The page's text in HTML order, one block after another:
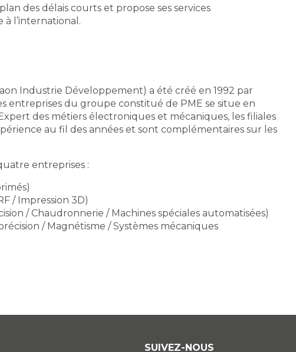
des délais courts et propose ses services
à l’international.
Industrie Développement) a été créé en 1992 par
entreprises du groupe constitué de PME se situe en
des métiers électroniques et mécaniques, les filiales
au fil des années et sont complémentaires sur les
entreprises :
/ Impression 3D)
/ Chaudronnerie / Machines spéciales automatisées)
/ Magnétisme / Systèmes mécaniques
SUIVEZ-NOUS